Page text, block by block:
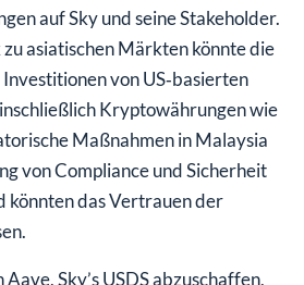
auf Sky und seine Stakeholder.
asiatischen Märkten könnte die
von US‑basierten
Kryptowährungen wie
Maßnahmen in Malaysia
von Compliance und Sicherheit
könnten das Vertrauen der
Sky’s USDS abzuschaffen,